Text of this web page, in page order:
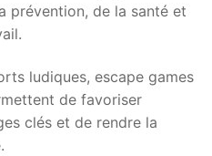
prévention, de la santé et
ludiques, escape games
de favoriser
clés et de rendre la